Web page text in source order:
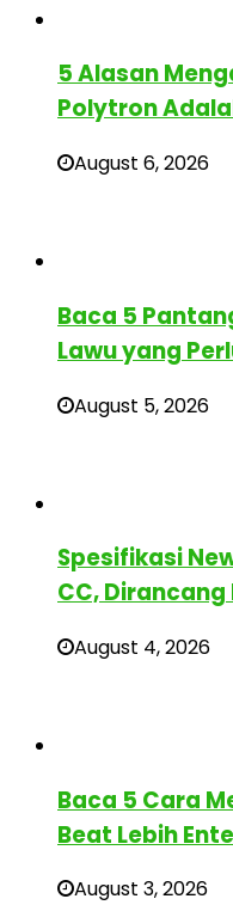
5 Alasan
Polytron
August 6, 2026
Baca 5
Lawu yang
August 5, 2026
Spesifikasi
CC,
August 4, 2026
Baca 5 Cara
Beat Lebih
August 3, 2026